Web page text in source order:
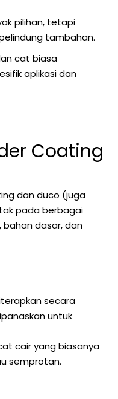
pilihan, tetapi
tambahan.
cat biasa
aplikasi dan
Coating
dan duco (juga
pada berbagai
bahan dasar, dan
secara
untuk
cair yang biasanya
semprotan.